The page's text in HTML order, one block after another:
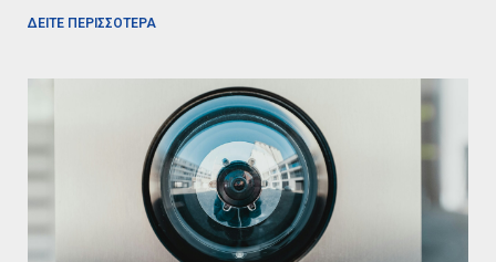
ΔΕΙΤΕ ΠΕΡΙΣΣΟΤΕΡΑ